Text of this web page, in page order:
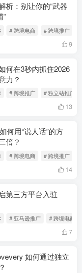
析：别让你的“武器
”
# 跨境电商 # 跨境推广
9
何在3秒内抓住2026
力？
# 跨境推广 # 独立站推广
13
何用“说人话”的方
倍？
# 跨境电商 # 跨境推广
14
第三方平台入驻
# 亚马逊推广 # 跨境电商
7
如何通过独立